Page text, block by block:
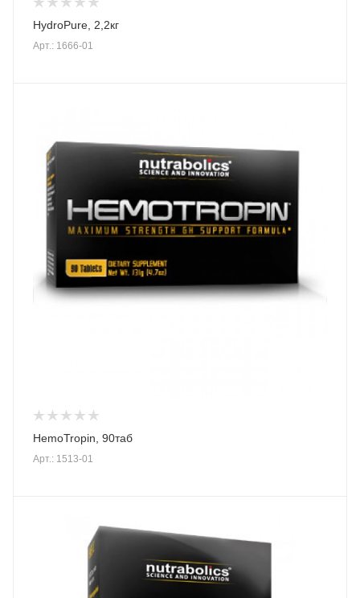
HydroPure, 2,2кг
Арт.: 1666-01
HemoTropin, 90таб
Арт.: 1513-01